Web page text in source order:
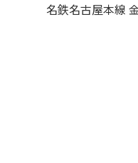
名鉄名古屋本線